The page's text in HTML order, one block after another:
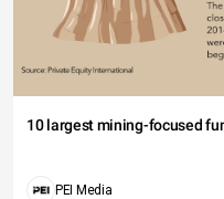
10 largest mining-focused
PEI Media